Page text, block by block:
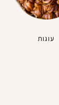
עוגות